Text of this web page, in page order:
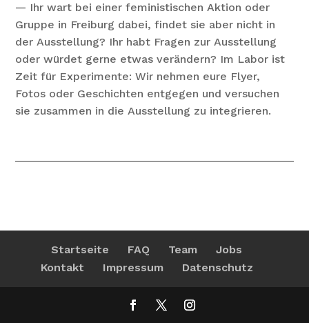
— Ihr wart bei einer feministischen Aktion oder
Gruppe in Freiburg dabei, findet sie aber nicht in
der Ausstellung? Ihr habt Fragen zur Ausstellung
oder würdet gerne etwas verändern? Im Labor ist
Zeit für Experimente: Wir nehmen eure Flyer,
Fotos oder Geschichten entgegen und versuchen
sie zusammen in die Ausstellung zu integrieren.
Startseite FAQ Team
Jobs
Kontakt
Impressum Datenschutz